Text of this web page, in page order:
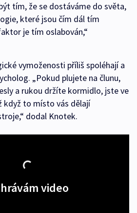
tím, že se dostáváme do světa,
které jsou čím dál tím
je tím oslabován,“
vymoženosti příliš spoléhají a
„Pokud plujete na člunu,
a rukou držíte kormidlo, jste ve
když to místo vás dělají
dodal Knotek.
video